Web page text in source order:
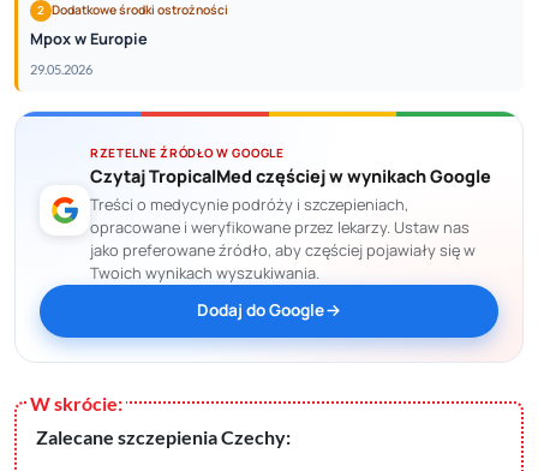
2 Dodatkowe środki ostrożności
Mpox w Europie
29.05.2026
RZETELNE ŹRÓDŁO W GOOGLE
Czytaj TropicalMed częściej w wynikach Google
Treści o medycynie podróży i szczepieniach,
opracowane i weryfikowane przez lekarzy. Ustaw nas
jako preferowane źródło, aby częściej pojawiały się w
Twoich wynikach wyszukiwania.
Dodaj do Google
Zalecane szczepienia Czechy: